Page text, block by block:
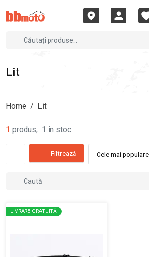
Lit
Home / Lit
1 produs, 1 în stoc
Filtrează Cele mai populare
LIVRARE GRATUITĂ